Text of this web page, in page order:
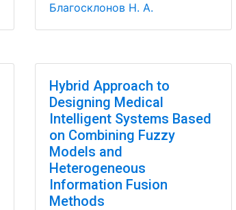
Благосклонов Н. А.
Hybrid Approach to
Designing Medical
Intelligent Systems Based
on Combining Fuzzy
Models and
Heterogeneous
Information Fusion
Methods